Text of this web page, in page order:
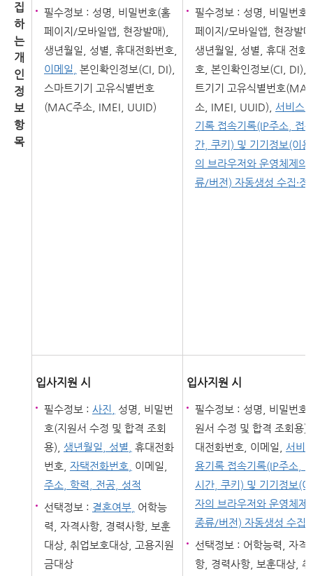
집
하
는
개
인
정
보
항
목
필수정보 : 성명, 비밀번호(홈
페이지/모바일앱, 현장발매),
생년월일, 성별, 휴대전화번호,
이메일,
본인확인정보(CI, DI),
스마트기기 고유식별번호
(MAC주소, IMEI, UUID)
필수정보 : 성명, 비밀번호
페이지/모바일앱, 현장발
생년월일, 성별, 휴대 전화
호, 본인확인정보(CI, DI),
트기기 고유식별번호
소, IMEI, UUID), 서비스
기록 접속기록(IP주소, 접
간, 쿠키) 및 기기정보(이
의 브라우저와 운영체제의
류/버전) 자동생성 수집·정
입사지원 시
필수정보 : 사진,
성명, 비밀번
호(지원서 수정 및 합격 조회
용), 생년월일, 성별,
휴대전화
번호, 자택전화번호, 이메일,
주소, 학력, 전공, 성적
선택정보 : 결혼여부, 어학능
력, 자격사항, 경력사항, 보훈
대상, 취업보호대상, 고용지원
금대상
입사지원 시
필수정보 : 성명, 비밀번호
원서 수정 및 합격 조회용),
대전화번호, 이메일, 서비
용기록 접속기록(IP주소,
시간, 쿠키) 및 기기정보(
자의 브라우저와 운영체제
종류/버전) 자동생성 수집·
선택정보 : 어학능력, 자격
항, 경력사항, 보훈대상,